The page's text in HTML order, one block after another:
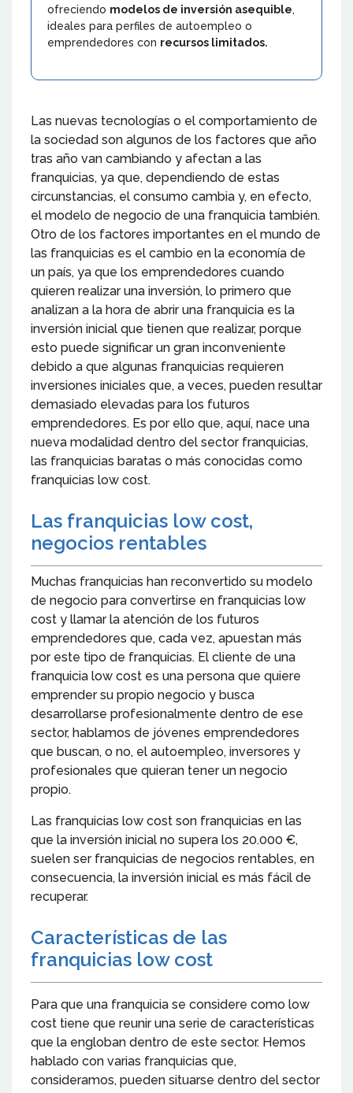
ofreciendo modelos de inversión asequible,
ideales para perfiles de autoempleo o
emprendedores con recursos limitados.
Las nuevas tecnologías o el comportamiento de
la sociedad son algunos de los factores que año
tras año van cambiando y afectan a las
franquicias, ya que, dependiendo de estas
circunstancias, el consumo cambia y, en efecto,
el modelo de negocio de una franquicia también.
Otro de los factores importantes en el mundo de
las franquicias es el cambio en la economía de
un país, ya que los emprendedores cuando
quieren realizar una inversión, lo primero que
analizan a la hora de abrir una franquicia es la
inversión inicial que tienen que realizar, porque
esto puede significar un gran inconveniente
debido a que algunas franquicias requieren
inversiones iniciales que, a veces, pueden resultar
demasiado elevadas para los futuros
emprendedores. Es por ello que, aquí, nace una
nueva modalidad dentro del sector franquicias,
las franquicias baratas o más conocidas como
franquicias low cost.
Las franquicias low cost,
negocios rentables
Muchas franquicias han reconvertido su modelo
de negocio para convertirse en franquicias low
cost y llamar la atención de los futuros
emprendedores que, cada vez, apuestan más
por este tipo de franquicias. El cliente de una
franquicia low cost es una persona que quiere
emprender su propio negocio y busca
desarrollarse profesionalmente dentro de ese
sector, hablamos de jóvenes emprendedores
que buscan, o no, el autoempleo, inversores y
profesionales que quieran tener un negocio
propio.
Las franquicias low cost son franquicias en las
que la inversión inicial no supera los 20.000 €,
suelen ser franquicias de negocios rentables, en
consecuencia, la inversión inicial es más fácil de
recuperar.
Características de las
franquicias low cost
Para que una franquicia se considere como low
cost tiene que reunir una serie de características
que la engloban dentro de este sector. Hemos
hablado con varias franquicias que,
consideramos, pueden situarse dentro del sector